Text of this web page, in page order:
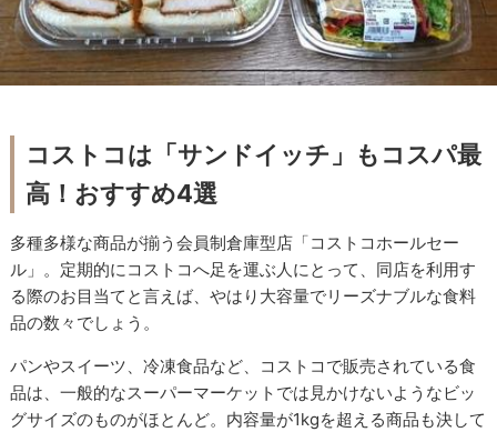
コストコは「サンドイッチ」もコスパ最
高！おすすめ4選
多種多様な商品が揃う会員制倉庫型店「コストコホールセー
ル」。定期的にコストコへ足を運ぶ人にとって、同店を利用す
る際のお目当てと言えば、やはり大容量でリーズナブルな食料
品の数々でしょう。
パンやスイーツ、冷凍食品など、コストコで販売されている食
品は、一般的なスーパーマーケットでは見かけないようなビッ
グサイズのものがほとんど。内容量が1kgを超える商品も決して